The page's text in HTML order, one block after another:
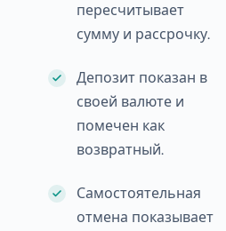
пересчитывает
сумму и рассрочку.
Депозит показан в
своей валюте и
помечен как
возвратный.
Самостоятельная
отмена показывает